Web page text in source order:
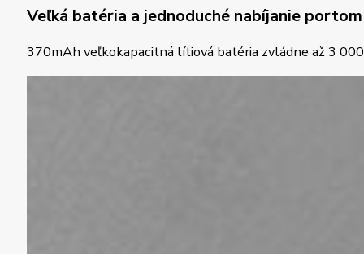
Veľká batéria a jednoduché nabíjanie portom
370mAh veľkokapacitná lítiová batéria zvládne až 3